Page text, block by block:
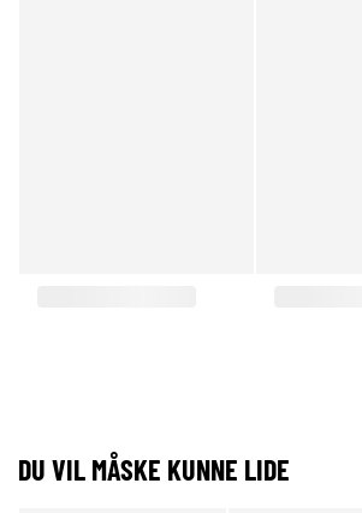
DU VIL MÅSKE KUNNE LIDE